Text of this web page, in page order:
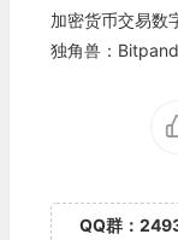
加密货币交易数
独角兽：
QQ群：